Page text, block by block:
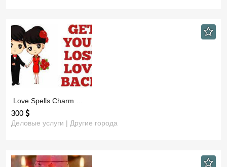
​ Love Spells Charm …
300
Деловые услуги | Другие города